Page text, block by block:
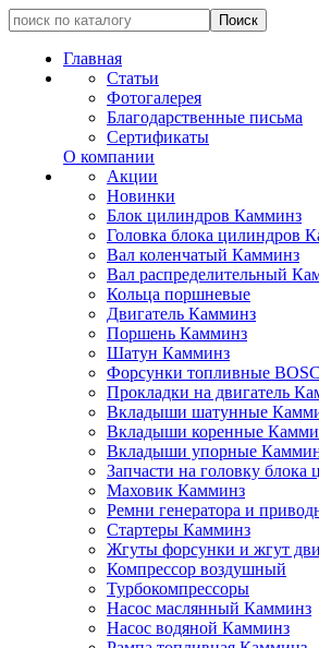
Главная
Статьи
Фотогалерея
Благодарственные письма
Сертификаты
О компании
Акции
Новинки
Блок цилиндров Камминз
Головка блока цилиндров
Вал коленчатый Камминз
Вал распределительный
Кольца поршневые
Двигатель Камминз
Поршень Камминз
Шатун Камминз
Форсунки топливные
Прокладки на двигатель
Вкладыши шатунные
Вкладыши коренные
Вкладыши упорные
Запчасти на головку
Маховик Камминз
Ремни генератора и
Стартеры Камминз
Жгуты форсунки и жгут
Компрессор воздушный
Турбокомпрессоры
Насос маслянный Камминз
Насос водяной Камминз